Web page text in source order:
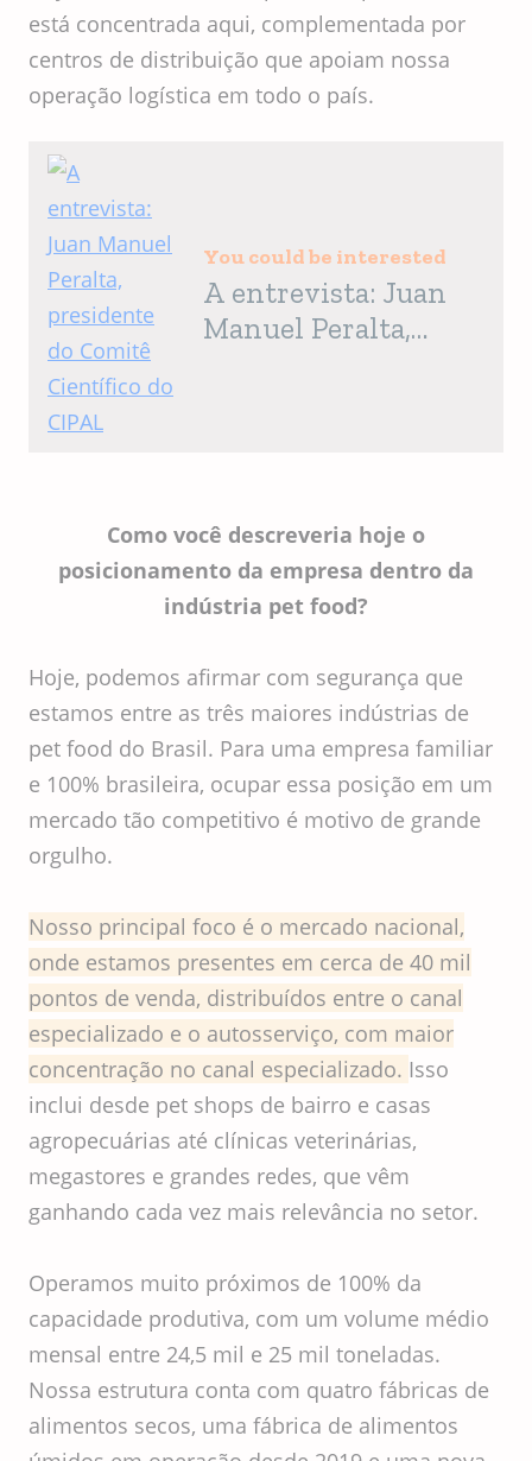
está concentrada aqui, complementada por
centros de distribuição que apoiam nossa
operação logística em todo o país.
You could be interested
A entrevista: Juan
Manuel Peralta,
Como você descreveria hoje o
posicionamento da empresa dentro da
indústria pet food?
Hoje, podemos afirmar com segurança que
estamos entre as três maiores indústrias de
pet food do Brasil. Para uma empresa familiar
e 100% brasileira, ocupar essa posição em um
mercado tão competitivo é motivo de grande
orgulho.
Nosso principal foco é o mercado nacional,
onde estamos presentes em cerca de 40 mil
pontos de venda, distribuídos entre o canal
especializado e o autosserviço, com maior
concentração no canal especializado. Isso
inclui desde pet shops de bairro e casas
agropecuárias até clínicas veterinárias,
megastores e grandes redes, que vêm
ganhando cada vez mais relevância no setor.
Operamos muito próximos de 100% da
capacidade produtiva, com um volume médio
mensal entre 24,5 mil e 25 mil toneladas.
Nossa estrutura conta com quatro fábricas de
alimentos secos, uma fábrica de alimentos